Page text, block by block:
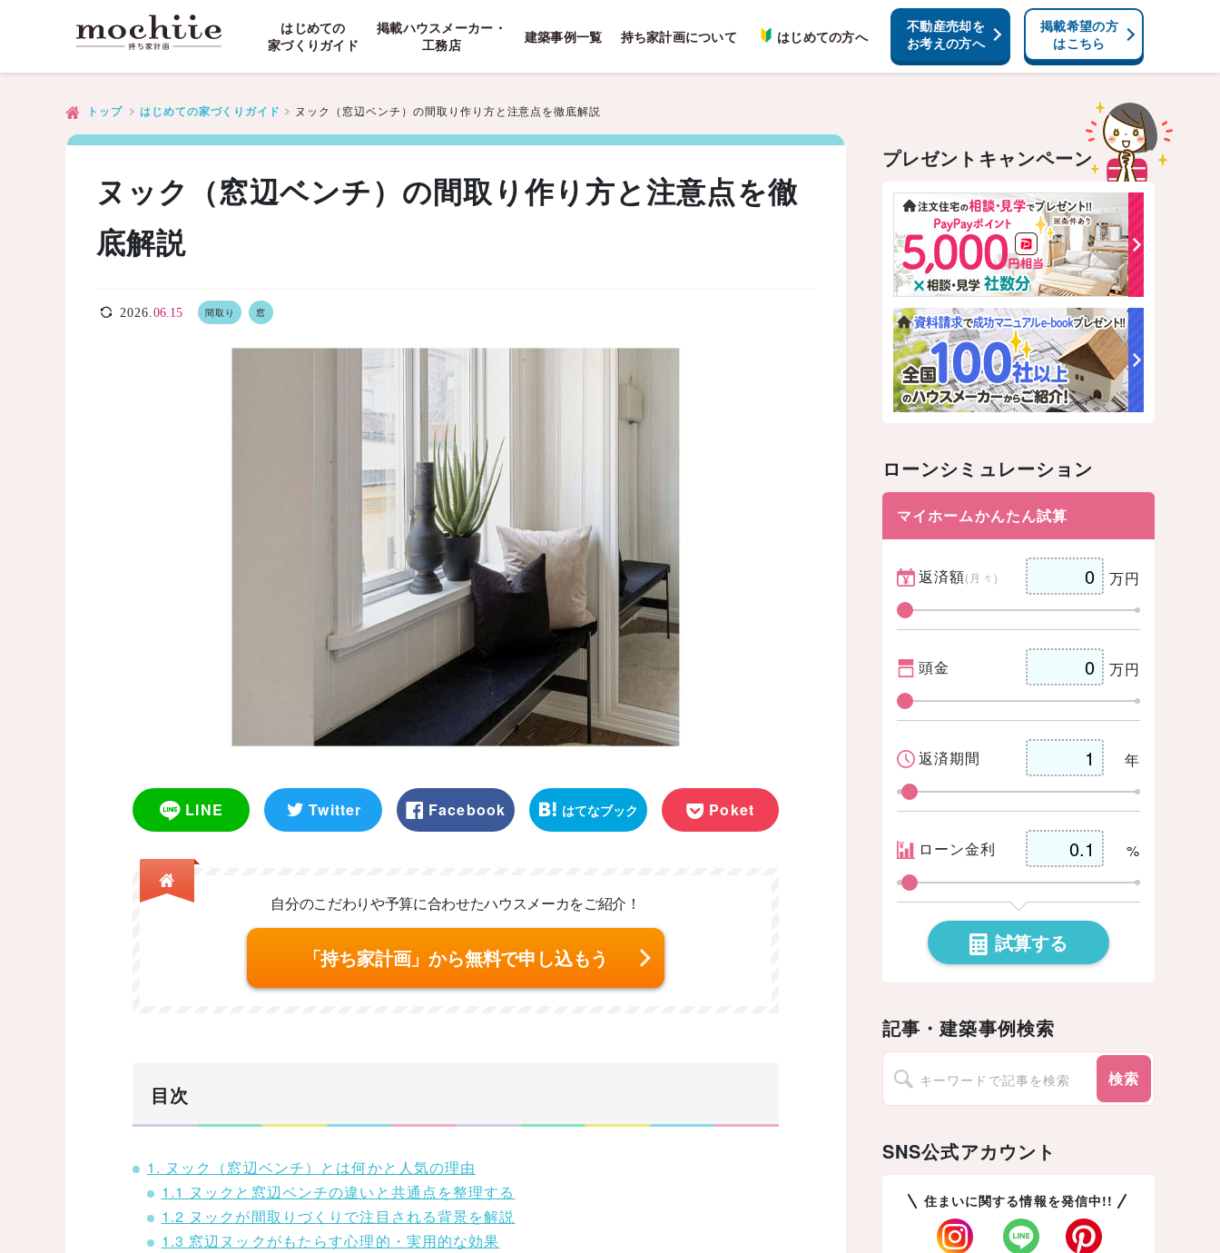
はじめての
家づくりガイド
掲載ハウスメーカー・
工務店
建築事例一覧 持ち家計画について はじめての方へ
不動産売却を
お考えの方へ
掲載希望の方
はこちら
トップ はじめての家づくりガイド ヌック（窓辺ベンチ）の間取り作り方と注意点を徹底解説
ヌック（窓辺ベンチ）の間取り作り方と注意点を徹
底解説
2026.06.15 間取り 窓
LINE Twitter Facebook はてなブック Poket
自分のこだわりや予算に合わせたハウスメーカをご紹介！
「持ち家計画」から無料で申し込もう
目次
1. ヌック（窓辺ベンチ）とは何かと人気の理由
1.1 ヌックと窓辺ベンチの違いと共通点を整理する
1.2 ヌックが間取りづくりで注目される背景を解説
1.3 窓辺ヌックがもたらす心理的・実用的な効果
プレゼントキャンペーン
ローンシミュレーション
マイホームかんたん試算
返済額(月々) 万円
頭金 万円
返済期間 年
ローン金利 %
試算する
記事・建築事例検索
検索
SNS公式アカウント
住まいに関する情報を発信中!!